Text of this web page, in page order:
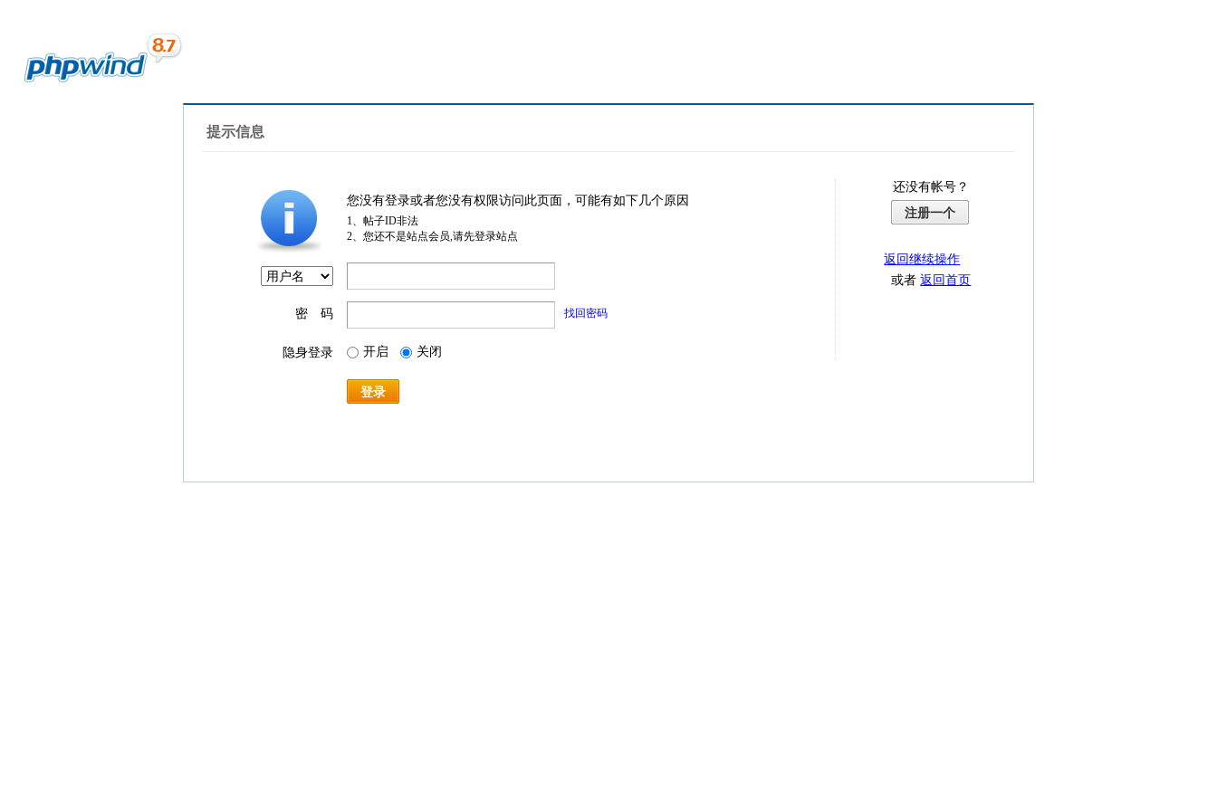
提示信息
您没有登录或者您没有权限访问此页面，可能有如下几个原因
1、帖子ID非法
2、您还不是站点会员,请先登录站点
密 码 找回密码
隐身登录 开启 关闭
登录
还没有帐号？
注册一个
返回继续操作
或者返回首页